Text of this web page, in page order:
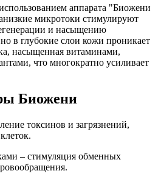
аппарата "Биожени
микротоки стимулируют
и насыщению
в глубокие слои кожи проникает
насыщенная витаминами,
что многократно усиливает
Биожени
токсинов и загрязнений,
– стимуляция обменных